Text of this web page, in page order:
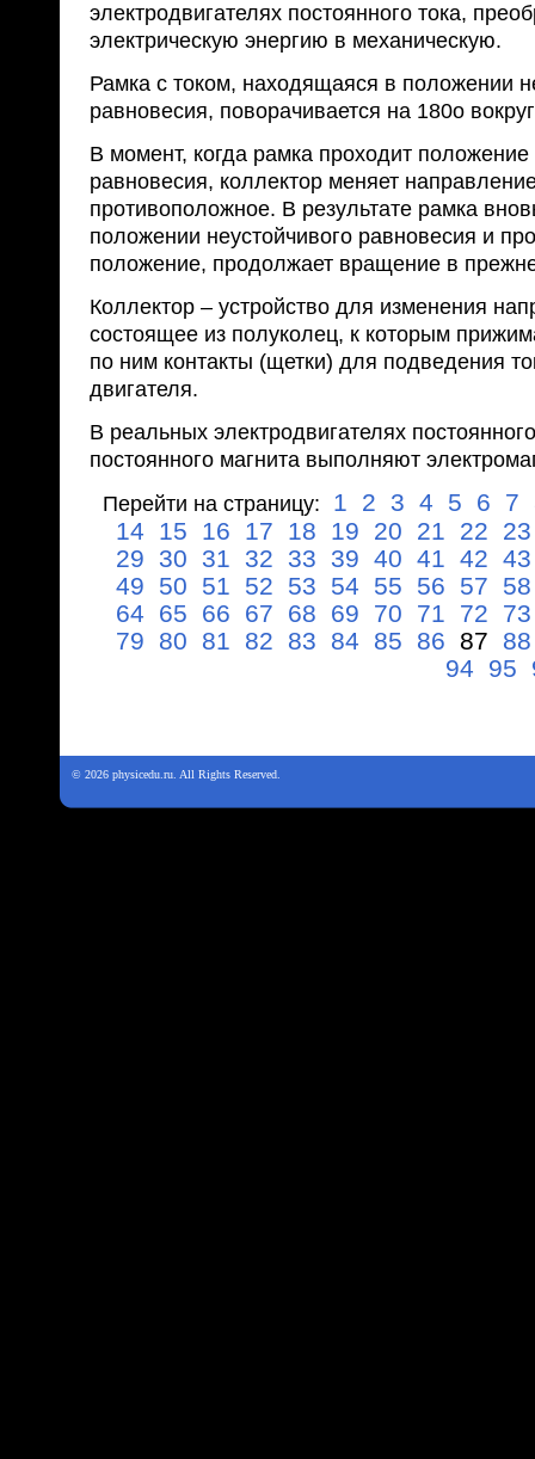
электродвигателях постоянного тока,
электрическую энергию в механическую.
Рамка с током, находящаяся в положении
равновесия, поворачивается на 180о
В момент, когда рамка проходит положение
равновесия, коллектор меняет
противоположное. В результате рамка
положении неустойчивого равновесия и
положение, продолжает вращение в
Коллектор – устройство для изменения
состоящее из полуколец, к которым
по ним контакты (щетки) для подведения
двигателя.
В реальных электродвигателях
постоянного магнита выполняют
Перейти на страницу:
1 2 3 4 5 6 7
14 15 16 17 18 19 20 21 22 23
29 30 31 32 33 39 40 41 42 43
49 50 51 52 53 54 55 56 57 58
64 65 66 67 68 69 70 71 72 73
79 80 81 82 83 84 85 86 87 88
94 95
© 2026 physicedu.ru. All Rights Reserved.